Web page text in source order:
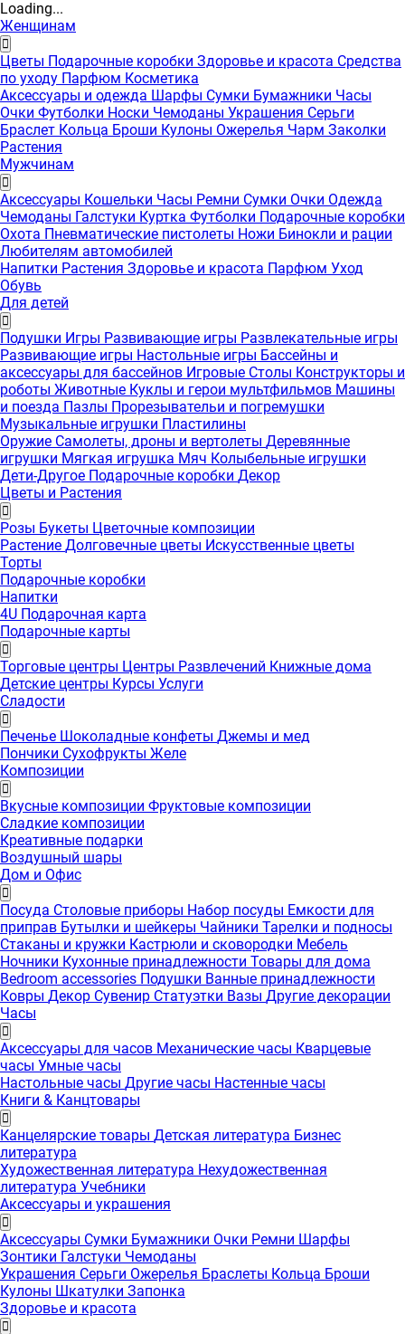
Loading...
Женщинам
Цветы Подарочные коробки Здоровье и красота Средства
по уходу Парфюм Косметика
Аксессуары и одежда Шарфы Сумки Бумажники Часы
Очки Футболки Носки Чемоданы Украшения Серьги
Браслет Кольца Броши Кулоны Ожерелья Чарм Заколки
Растения
Мужчинам
Аксессуары Кошельки Часы Ремни Сумки Очки Одежда
Чемоданы Галстуки Куртка Футболки Подарочные коробки
Охота Пневматические пистолеты Ножи Бинокли и рации
Любителям автомобилей
Напитки Растения Здоровье и красота Парфюм Уход
Обувь
Для детей
Подушки Игры Развивающие игры Развлекательные игры
Развивающие игры Настольные игры Бассейны и
аксессуары для бассейнов Игровые Столы Конструкторы и
роботы Животные Куклы и герои мультфильмов Машины
и поезда Пазлы Прорезывательи и погремушки
Музыкальные игрушки Пластилины
Оружие Самолеты, дроны и вертолеты Деревянные
игрушки Мягкая игрушка Мяч Колыбельные игрушки
Дети-Другое Подарочные коробки Декор
Цветы и Растения
Розы Букеты Цветочные композиции
Растение Долговечные цветы Искусственные цветы
Торты
Подарочные коробки
Напитки
4U Подарочная карта
Подарочные карты
Торговые центры Центры Развлечений Книжные дома
Детские центры Курсы Услуги
Сладости
Печенье Шоколадные конфеты Джемы и мед
Пончики Сухофрукты Желе
Композиции
Вкусные композиции Фруктовые композиции
Сладкие композиции
Креативные подарки
Воздушный шары
Дом и Офис
Посуда Столовые приборы Набор посуды Емкости для
приправ Бутылки и шейкеры Чайники Тарелки и подносы
Стаканы и кружки Кастрюли и сковородки Мебель
Ночники Кухонные принадлежности Товары для дома
Bedroom accessories Подушки Ванные принадлежности
Ковры Декор Сувенир Статуэтки Вазы Другие декорации
Часы
Аксессуары для часов Механические часы Кварцевые
часы Умные часы
Настольные часы Другие часы Настенные часы
Книги & Канцтовары
Канцелярские товары Детская литература Бизнес
литература
Художественная литература Нехудожественная
литература Учебники
Аксессуары и украшения
Аксессуары Сумки Бумажники Очки Ремни Шарфы
Зонтики Галстуки Чемоданы
Украшения Серьги Ожерелья Браслеты Кольца Броши
Кулоны Шкатулки Запонка
Здоровье и красота